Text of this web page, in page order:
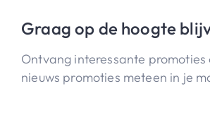
Graag op de hoogte
Ontvang interessante
nieuws promoties meteen in je